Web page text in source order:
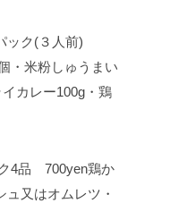
ック(３人前)
・米粉しゅうまい
イカレー100g ・鶏
4品 700yen鶏か
又はオムレツ・